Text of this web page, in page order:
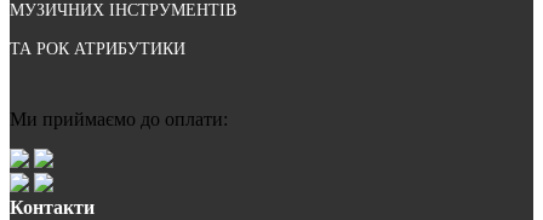
МУЗИЧНИХ ІНСТРУМЕНТІВ
ТА РОК АТРИБУТИКИ
Ми приймаємо до оплати:
Контакти